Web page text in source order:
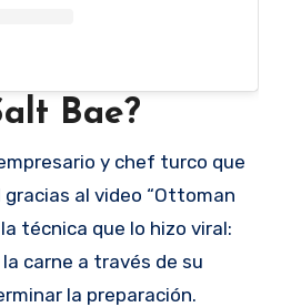
Bae?
y chef turco que
al video “Ottoman
técnica que lo hizo viral:
carne a través de su
la preparación.